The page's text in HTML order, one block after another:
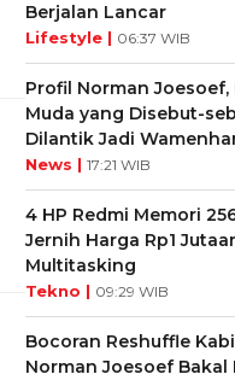
Berjalan Lancar
Lifestyle | 06:37 WIB
Profil Norman Joesoef,
Muda yang Disebut-
Dilantik Jadi
News | 17:21 WIB
4 HP Redmi Memori
Jernih Harga Rp1
Multitasking
Tekno | 09:29 WIB
Bocoran Reshuffle
Norman Joesoef Bakal